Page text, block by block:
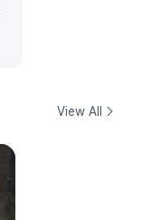
View All